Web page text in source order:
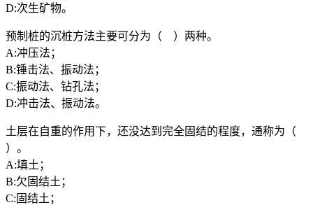
D:次生矿物。
预制桩的沉桩方法主要可分为（ ）两种。
A:冲压法；
B:锤击法、振动法；
C:振动法、钻孔法；
D:冲击法、振动法。
土层在自重的作用下，还没达到完全固结的程度，通称为（
）。
A:填土；
B:欠固结土；
C:固结土；